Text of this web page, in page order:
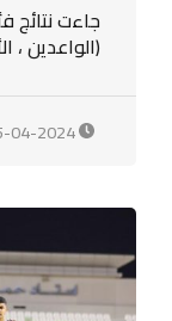
(الواعدين ،
05-04-2024